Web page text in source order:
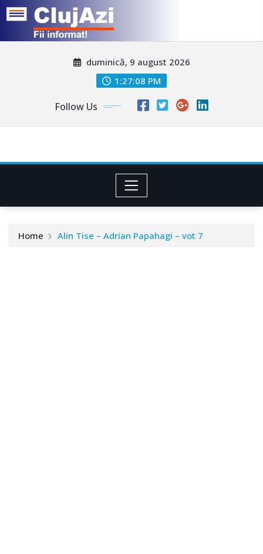
duminică, 9 august 2026
1:27:10 PM
Follow Us
Home Alin Tise – Adrian Papahagi – vot 7